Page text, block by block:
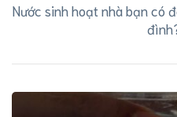
Nước sinh hoạt nhà bạn có
đình?